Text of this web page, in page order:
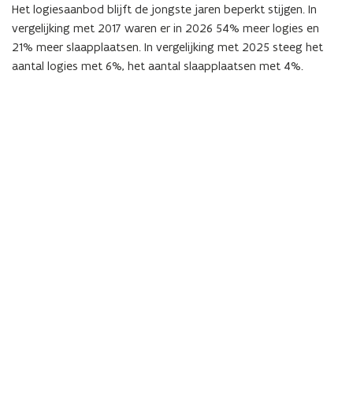
Het logiesaanbod blijft de jongste jaren beperkt stijgen. In
vergelijking met 2017 waren er in 2026 54% meer logies en
21% meer slaapplaatsen. In vergelijking met 2025 steeg het
aantal logies met 6%, het aantal slaapplaatsen met 4%.